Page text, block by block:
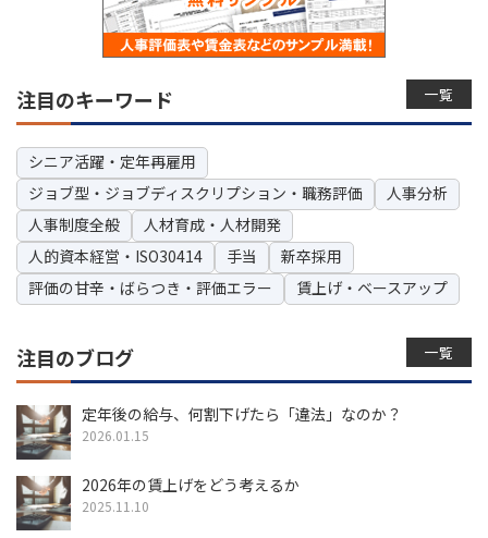
一覧
注目のキーワード
シニア活躍・定年再雇用
ジョブ型・ジョブディスクリプション・職務評価
人事分析
人事制度全般
人材育成・人材開発
人的資本経営・ISO30414
手当
新卒採用
評価の甘辛・ばらつき・評価エラー
賃上げ・ベースアップ
一覧
注目のブログ
定年後の給与、何割下げたら「違法」なのか？
2026.01.15
2026年の賃上げをどう考えるか
2025.11.10